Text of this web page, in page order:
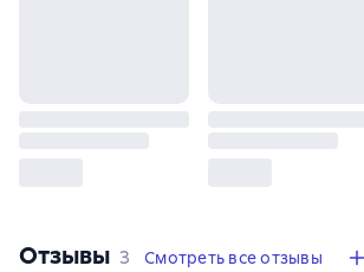
Отзывы 3 отзыва
3 Смотреть все отзывы